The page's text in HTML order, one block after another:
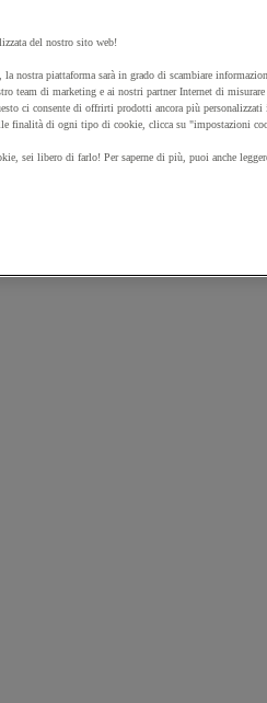
Manutan Expert
del nostro sito web!
nostra piattaforma sarà in grado di scambiare
team di marketing e ai nostri partner Internet di
ci consente di offrirti prodotti ancora più personalizzati
finalità di ogni tipo di cookie, clicca su "impostazioni
sei libero di farlo! Per saperne di più, puoi anche